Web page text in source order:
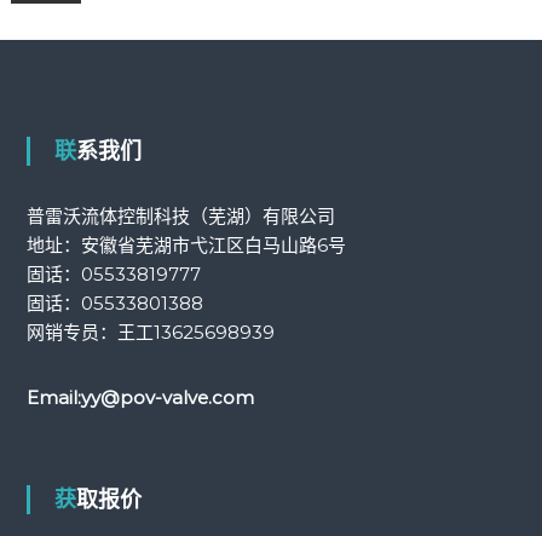
联系我们
普雷沃流体控制科技（芜湖）有限公司
地址：安徽省芜湖市弋江区白马山路6号
固话： 05533819777
固话： 05533801388
网销专员：王工13625698939
Email:yy@pov-valve.com
获取报价